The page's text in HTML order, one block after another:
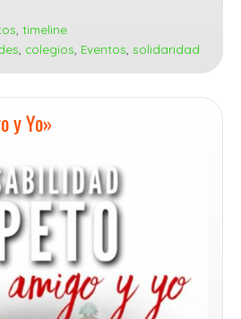
timeline
colegios Eventos solidaridad
y Yo»